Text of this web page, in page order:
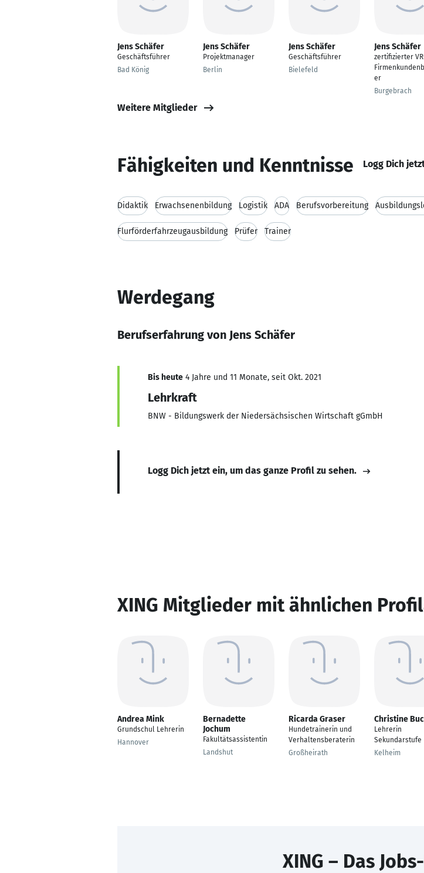
Jens Schäfer
Geschäftsführer
Bad König
Jens Schäfer
Projektmanager
Berlin
Jens Schäfer
Geschäftsführer
Bielefeld
Jens Schäfer
zertifizierter
er
Burgebrach
Weitere Mitglieder
Fähigkeiten und Kenntnisse Logg Dich
Didaktik Erwachsenenbildung Logistik ADA Berufsvorbereitung
Flurförderfahrzeugausbildung Prüfer Trainer
Werdegang
Berufserfahrung von Jens Schäfer
Bis heute 4 Jahre und 11 Monate, seit Okt. 2021
Lehrkraft
BNW - Bildungswerk der Niedersächsischen Wirtschaft gGmbH
Logg Dich jetzt ein, um das ganze Profil zu sehen.
XING Mitglieder mit ähnlichen
Andrea Mink
Grundschul Lehrerin
Hannover
Bernadette
Jochum
Fakultätsassistentin
Landshut
Ricarda Graser
Hundetrainerin und
Verhaltensberaterin
Großheirath
Christine
Lehrerin
Sekundarstufe
Kelheim
XING – Das